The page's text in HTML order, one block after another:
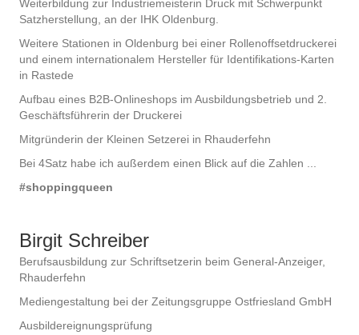
Weiterbildung zur Industriemeisterin Druck mit Schwerpunkt
Satzherstellung, an der IHK Oldenburg.
Weitere Stationen in Oldenburg bei einer Rollenoffsetdruckerei
und einem internationalem Hersteller für Identifikations-Karten
in Rastede
Aufbau eines B2B-Onlineshops im Ausbildungsbetrieb und 2.
Geschäftsführerin der Druckerei
Mitgründerin der Kleinen Setzerei in Rhauderfehn
Bei 4Satz habe ich außerdem einen Blick auf die Zahlen ...
#shoppingqueen
Birgit Schreiber
Berufsausbildung zur Schriftsetzerin beim General-Anzeiger,
Rhauderfehn
Mediengestaltung bei der Zeitungsgruppe Ostfriesland GmbH
Ausbildereignungsprüfung